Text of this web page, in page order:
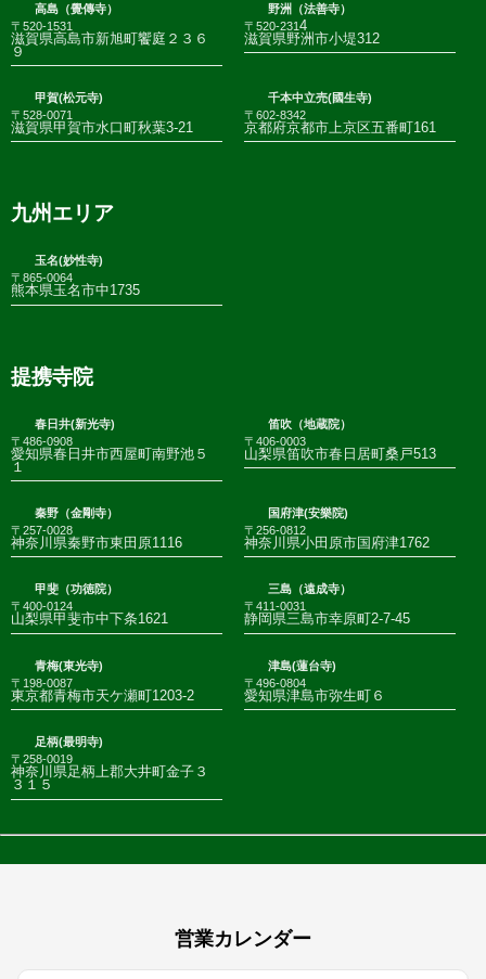
高島（覺傳寺）
〒520-1531
滋賀県高島市新旭町饗庭２３６
９
野洲（法善寺）
〒520-2314
滋賀県野洲市小堤312
甲賀(松元寺)
〒528-0071
滋賀県甲賀市水口町秋葉3-21
千本中立売(國生寺)
〒602-8342
京都府京都市上京区五番町161
九州エリア
玉名(妙性寺)
〒865-0064
熊本県玉名市中1735
提携寺院
春日井(新光寺)
〒486-0908
愛知県春日井市西屋町南野池５
１
笛吹（地蔵院）
〒406-0003
山梨県笛吹市春日居町桑戸513
秦野（金剛寺）
〒257-0028
神奈川県秦野市東田原1116
国府津(安樂院)
〒256-0812
神奈川県小田原市国府津1762
甲斐（功徳院）
〒400-0124
山梨県甲斐市中下条1621
三島（遠成寺）
〒411-0031
静岡県三島市幸原町2-7-45
青梅(東光寺)
〒198-0087
東京都青梅市天ケ瀬町1203-2
津島(蓮台寺)
〒496-0804
愛知県津島市弥生町６
足柄(最明寺)
〒258-0019
神奈川県足柄上郡大井町金子３
３１５
営業カレンダー